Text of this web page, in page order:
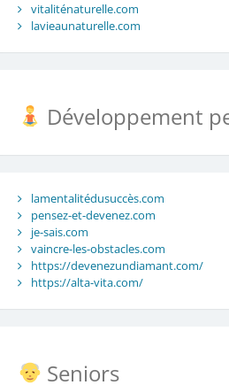
vitaliténaturelle.com
lavieaunaturelle.com
Développement
lamentalitédusuccès.com
pensez-et-devenez.com
je-sais.com
vaincre-les-obstacles.com
https://devenezundiamant.com/
https://alta-vita.com/
Seniors